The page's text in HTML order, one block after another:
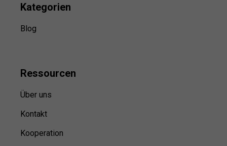
Kategorien
Blog
Ressourcen
Über uns
Kontakt
Kooperation